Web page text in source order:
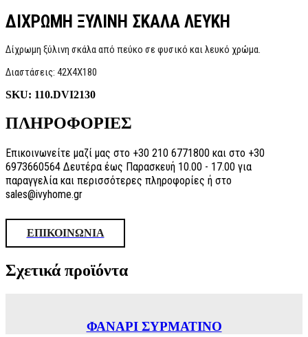
ΔΙΧΡΩΜΗ ΞΥΛΙΝΗ ΣΚΑΛΑ ΛΕΥΚΗ
Δίχρωμη ξύλινη σκάλα από πεύκο σε φυσικό και λευκό χρώμα.
Διαστάσεις: 42X4Χ180
SKU: 110.DVI2130
ΠΛΗΡΟΦΟΡΙΕΣ
Επικοινωνείτε μαζί μας στο +30 210 6771800 και στο +30
6973660564 Δευτέρα έως Παρασκευή 10.00 - 17.00 για
παραγγελία και περισσότερες πληροφορίες ή στο
sales@ivyhome.gr
ΕΠΙΚΟΙΝΩΝΙΑ
Σχετικά προϊόντα
ΦΑΝΑΡΙ ΣΥΡΜΑΤΙΝΟ